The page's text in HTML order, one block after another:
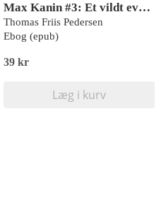
Max Kanin #3: Et vildt eventyr
Thomas Friis Pedersen
Ebog (epub)
39 kr
Læg i kurv